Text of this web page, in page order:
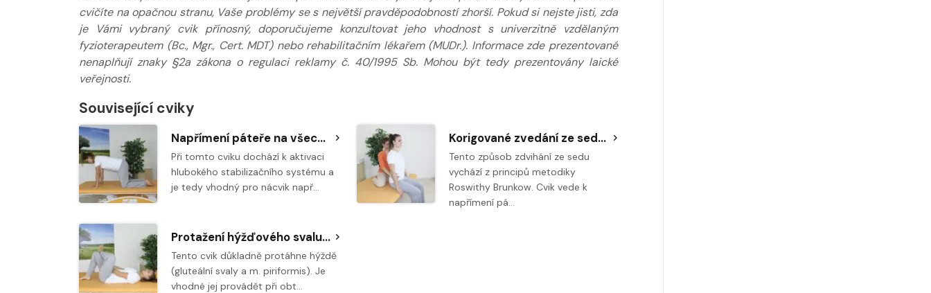
cvičíte na opačnou stranu, Vaše problémy se s největší pravděpodobností zhorší. Pokud si nejste jisti, zda
je Vámi vybraný cvik přínosný, doporučujeme konzultovat jeho vhodnost s univerzitně vzdělaným
fyzioterapeutem (Bc., Mgr., Cert. MDT) nebo rehabilitačním lékařem (MUDr.). Informace zde prezentované
nenaplňují znaky §2a zákona o regulaci reklamy č. 40/1995 Sb. Mohou být tedy prezentovány laické
veřejnosti.
Související cviky
Napřímení páteře na všech čtyřech
Při tomto cviku dochází k aktivaci
hlubokého stabilizačního systému a
je tedy vhodný pro nácvik např…
Korigované zvedání ze sedu do stoje
Tento způsob zdvihání ze sedu
vychází z principů metodiky
Roswithy Brunkow. Cvik vede k
napřímení pá…
Protažení hýžďového svalu a zvýšení rozsahu pohyblivosti kyčlí
Tento cvik důkladně protáhne hýždě
(gluteální svaly a m. piriformis). Je
vhodné jej provádět při obt…